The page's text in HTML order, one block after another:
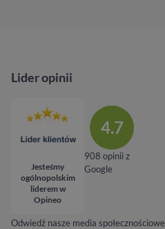
Odwiedź nasze media społecznościowe
Lider opinii
Jesteśmy
ogólnopolskim
liderem w
Opineo
4.7
908 opinii z
Google